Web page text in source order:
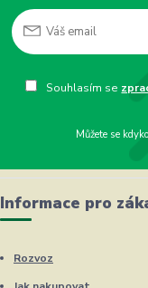
Souhlasím se
Můžete se
Informace pro
Rozvoz